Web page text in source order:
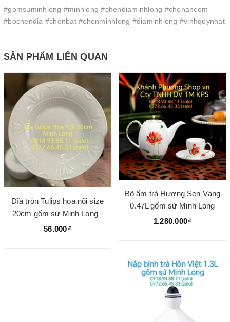
#gomsuminhlong #minhlong #chendiaminhlong #chenancom
#bochendia #chenbat #chenminhlong #diaminhlong #vinhquynhat
SẢN PHẨM LIÊN QUAN
Dĩa tròn Tulips hoa nổi size
20cm gốm sứ Minh Long -
dĩa lòng sâu
56.000₫
Bộ ấm trà Hương Sen Vàng
0.47L gốm sứ Minh Long
1.280.000₫